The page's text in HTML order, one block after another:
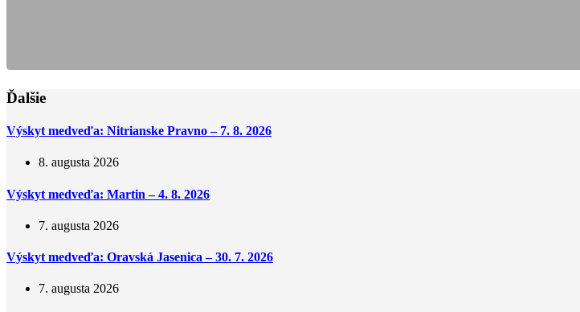
Ďalšie
Výskyt medveďa: Nitrianske Pravno – 7. 8. 2026
8. augusta 2026
Výskyt medveďa: Martin – 4. 8. 2026
7. augusta 2026
Výskyt medveďa: Oravská Jasenica – 30. 7. 2026
7. augusta 2026